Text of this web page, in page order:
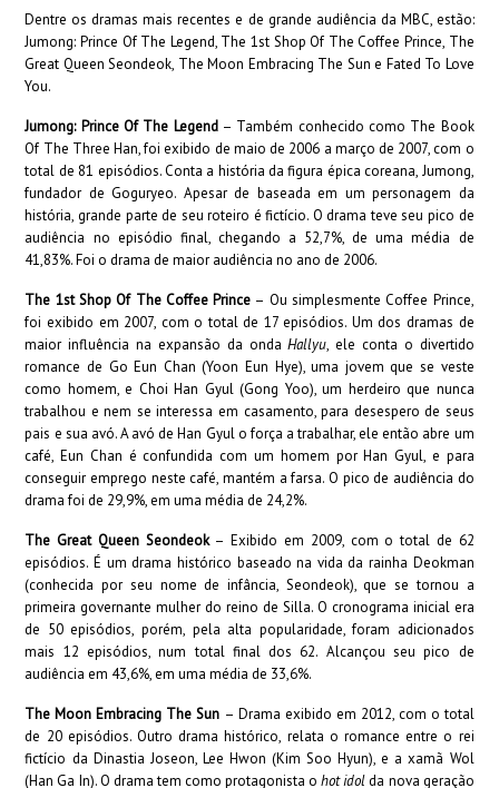
Dentre os dramas mais recentes e de grande audiência da MBC, estão:
Jumong: Prince Of The Legend, The 1st Shop Of The Coffee Prince, The
Great Queen Seondeok, The Moon Embracing The Sun e Fated To Love
You.
Jumong: Prince Of The Legend– Também conhecido como The Book
Of The Three Han, foi exibido de maio de 2006 a março de 2007, com o
total de 81 episódios. Conta a história da figura épica coreana, Jumong,
fundador de Goguryeo. Apesar de baseada em um personagem da
história, grande parte de seu roteiro é fictício. O drama teve seu pico de
audiência no episódio final, chegando a 52,7%, de uma média de
41,83%. Foi o drama de maior audiência no ano de 2006.
The 1st Shop Of The Coffee Prince – Ou simplesmente Coffee Prince,
foi exibido em 2007, com o total de 17 episódios. Um dos dramas de
maior influência na expansão da ondaHallyu, ele conta o divertido
romance de Go Eun Chan (Yoon Eun Hye), uma jovem que se veste
como homem, e Choi Han Gyul (Gong Yoo), um herdeiro que nunca
trabalhou e nem se interessa em casamento, para desespero de seus
pais e sua avó. A avó de Han Gyul o força a trabalhar, ele então abre um
café, Eun Chan é confundida com um homem por Han Gyul, e para
conseguir emprego neste café, mantém a farsa. O pico de audiência do
drama foi de 29,9%, em uma média de 24,2%.
The Great Queen Seondeok– Exibido em 2009, com o total de 62
episódios. É um drama histórico baseado na vida da rainha Deokman
(conhecida por seu nome de infância, Seondeok), que se tornou a
primeira governante mulher do reino de Silla. O cronograma inicial era
de 50 episódios, porém, pela alta popularidade, foram adicionados
mais 12 episódios, num total final dos 62. Alcançou seu pico de
audiência em 43,6%, em uma média de 33,6%.
The Moon Embracing The Sun – Drama exibido em 2012, com o total
de 20 episódios. Outro drama histórico, relata o romance entre o rei
fictício da Dinastia Joseon, Lee Hwon (Kim Soo Hyun), e a xamã Wol
(Han Ga In). O drama tem como protagonista ohot idolda nova geração